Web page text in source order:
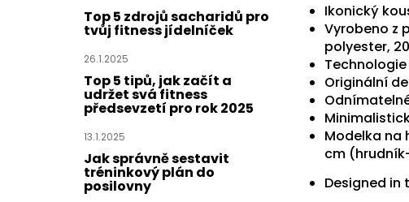
Top 5 zdrojů sacharidů pro
tvůj fitness jídelníček
26.1.2025
Top 5 tipů, jak začít a
udržet svá fitness
předsevzetí pro rok 2025
13.1.2025
Jak správně sestavit
tréninkový plán do
posilovny
Ikonický
Vyrobeno z
polyester,
Originální
Modelka na
cm
Designed in